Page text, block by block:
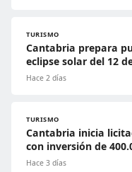
TURISMO
Cantabria prepara
eclipse solar del 12
Hace 2 días
TURISMO
Cantabria inicia
con inversión de
Hace 3 días